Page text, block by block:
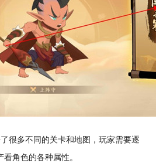
很多不同的关卡和地图，玩家需要逐
看角色的各种属性。